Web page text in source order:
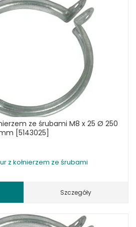
ze śrubami M8 x 25 Ø 250
[5143025]
z kołnierzem ze śrubami
Szczegóły